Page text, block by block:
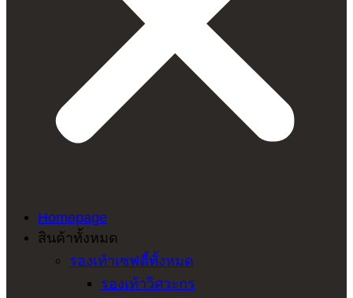
Homepage
สินค้าทั้งหมด
รองเท้าเซฟตี้ทั้งหมด
รองเท้าวิศวะกร